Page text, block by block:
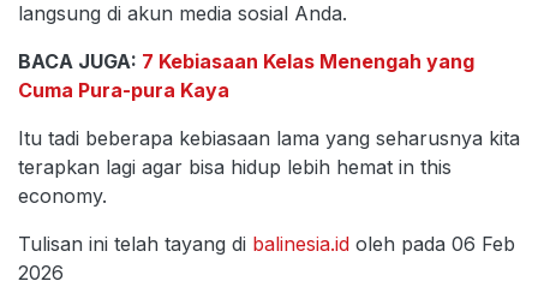
langsung di akun media sosial Anda.
BACA JUGA: 7 Kebiasaan Kelas Menengah yang
Cuma Pura-pura Kaya
Itu tadi beberapa kebiasaan lama yang seharusnya kita
terapkan lagi agar bisa hidup lebih hemat in this
economy.
Tulisan ini telah tayang di balinesia.id oleh pada 06 Feb
2026